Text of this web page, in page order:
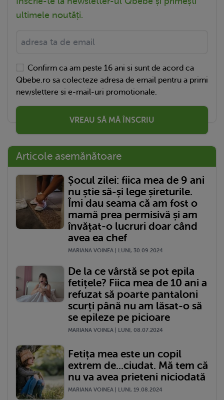
ultimele noutăți.
Confirm ca am peste 16 ani si sunt de acord ca
Qbebe.ro sa colecteze adresa de email pentru a primi
newslettere si e-mail-uri promotionale.
VREAU SĂ MĂ ÎNSCRIU
Articole asemănătoare
Șocul zilei: fiica mea de 9 ani
nu știe să-și lege șireturile.
Îmi dau seama că am fost o
mamă prea permisivă și am
învățat-o lucruri doar când
avea ea chef
MARIANA VOINEA | LUNI, 30.09.2024
De la ce vârstă se pot epila
fetițele? Fiica mea de 10 ani a
refuzat să poarte pantaloni
scurți până nu am lăsat-o să
se epileze pe picioare
MARIANA VOINEA | LUNI, 08.07.2024
Fetița mea este un copil
extrem de...ciudat. Mă tem că
nu va avea prieteni niciodată
MARIANA VOINEA | LUNI, 19.08.2024